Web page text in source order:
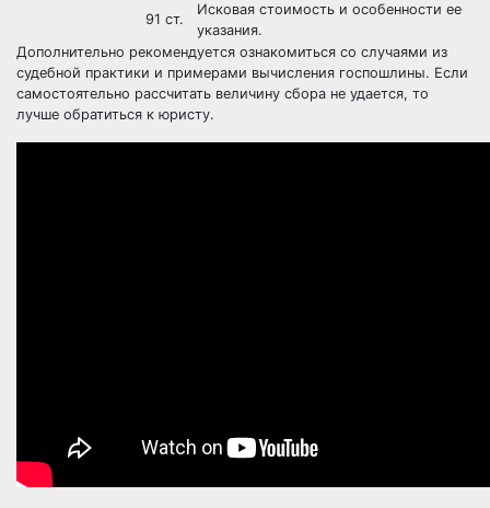
91 ст.
Исковая стоимость и особенности ее
указания.
Дополнительно рекомендуется ознакомиться со случаями из
судебной практики и примерами вычисления госпошлины. Если
самостоятельно рассчитать величину сбора не удается, то
лучше обратиться к юристу.